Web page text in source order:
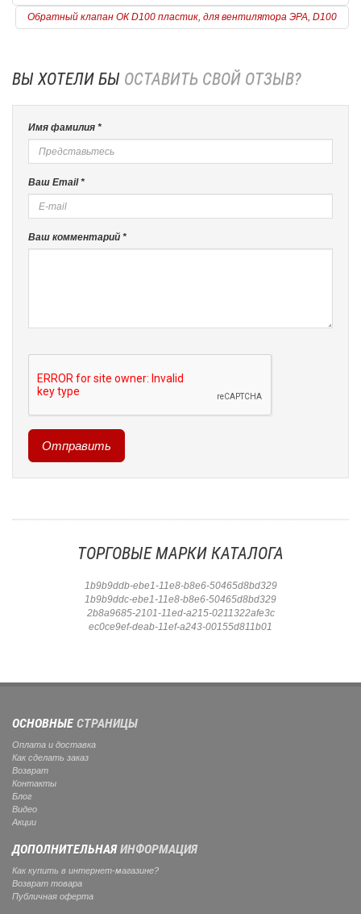
Обратный клапан ОК D100 пластик, для вентилятора ЭРА, D100
ВЫ ХОТЕЛИ БЫ ОСТАВИТЬ СВОЙ ОТЗЫВ?
Имя фамилия *
Ваш Email *
Ваш комментарий *
ТОРГОВЫЕ МАРКИ КАТАЛОГА
1b9b9ddb-ebe1-11e8-b8e6-50465d8bd329
1b9b9ddc-ebe1-11e8-b8e6-50465d8bd329
2b8a9685-2101-11ed-a215-0211322afe3c
ec0ce9ef-deab-11ef-a243-00155d811b01
ОСНОВНЫЕСТРАНИЦЫ
Оплата и доставка
Как сделать заказ
Возврат
Контакты
Блог
Видео
Акции
ДОПОЛНИТЕЛЬНАЯИНФОРМАЦИЯ
Как купить в интернет-магазине?
Возврат товара
Публичная оферта